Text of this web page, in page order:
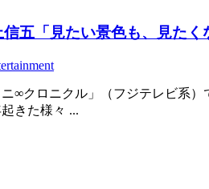
五「見たい景色も、見た
∞クロニクル」（フジテレビ系
きた様々 ...